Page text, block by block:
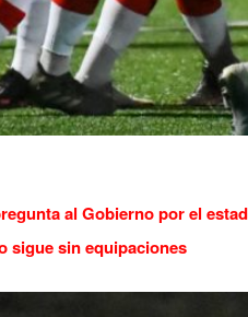
al Gobierno por el
sigue sin equipaciones